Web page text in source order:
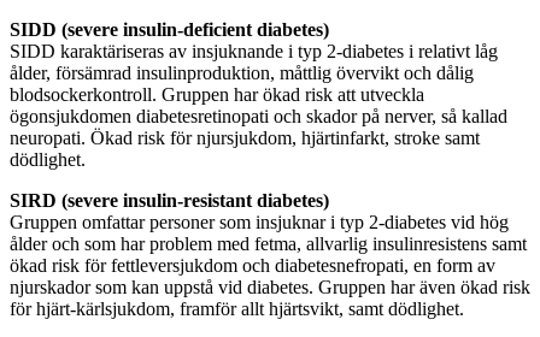
SIDD (severe insulin-deficient diabetes)
SIDD karaktäriseras av insjuknande i typ 2-diabetes i relativt låg
ålder, försämrad insulinproduktion, måttlig övervikt och dålig
blodsockerkontroll. Gruppen har ökad risk att utveckla
ögonsjukdomen diabetesretinopati och skador på nerver, så kallad
neuropati. Ökad risk för njursjukdom, hjärtinfarkt, stroke samt
dödlighet.
SIRD (severe insulin-resistant diabetes)
Gruppen omfattar personer som insjuknar i typ 2-diabetes vid hög
ålder och som har problem med fetma, allvarlig insulinresistens samt
ökad risk för fettleversjukdom och diabetesnefropati, en form av
njurskador som kan uppstå vid diabetes. Gruppen har även ökad risk
för hjärt-kärlsjukdom, framför allt hjärtsvikt, samt dödlighet.